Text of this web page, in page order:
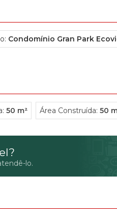
Condominio
Condominio
CondomÍnio
Condominio
Condominio
Condominio
CondomÍnio
Condominio
Condomínio Gran Park
50 m² Área Construída: 50
lo.